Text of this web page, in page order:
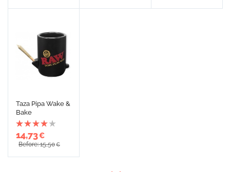
Taza Pipa Wake &
Bake
14,73€
Before: 15,50€